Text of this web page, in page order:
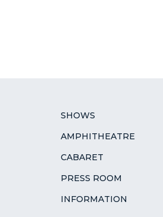
SHOWS
AMPHITHEATRE
CABARET
PRESS ROOM
INFORMATION